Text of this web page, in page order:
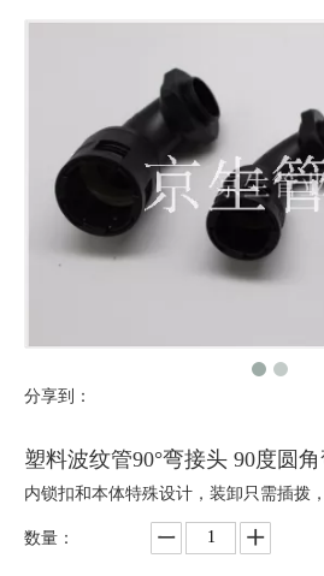
分享到：
塑料波纹管90°弯接头 90度圆
内锁扣和本体特殊设计，装卸只需插拨
数量：